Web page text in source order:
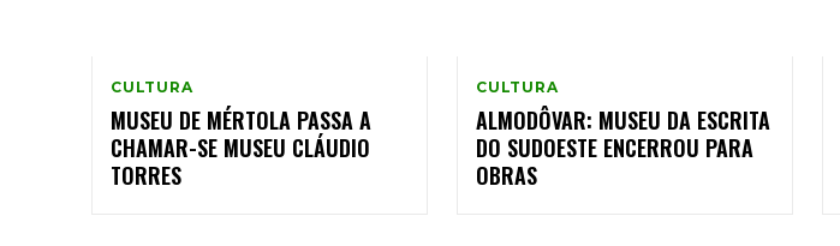
CULTURA
MUSEU DE MÉRTOLA PASSA A
CHAMAR-SE MUSEU CLÁUDIO
TORRES
CULTURA
ALMODÔVAR: MUSEU DA ESCRITA
DO SUDOESTE ENCERROU PARA
OBRAS